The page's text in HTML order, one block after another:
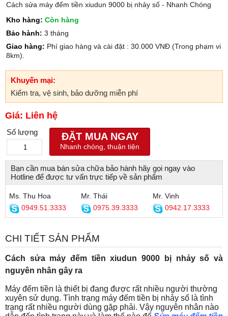
Cách sửa máy đếm tiền xiudun 9000 bị nhảy số - Nhanh Chóng
Kho hàng: Còn hàng
Bảo hành: 3 tháng
Giao hàng: Phí giao hàng và cài đặt : 30.000 VNĐ (Trong phạm vi
8km).
Khuyến mại:
Kiểm tra, vệ sinh, bảo dưỡng miễn phí
Giá: Liên hệ
Số lượng ĐẶT MUA NGAY
Nhanh chóng, thuận tiện
Bạn cần mua bán sửa chữa bảo hành hãy gọi ngay vào
Hotline để được tư vấn trực tiếp về sản phẩm
Ms. Thu Hoa
0949.51.3333
Mr. Thái
0975.39.3333
Mr. Vinh
0942.17.3333
CHI TIẾT SẢN PHẨM
Cách sửa máy đếm tiền xiudun 9000 bị nhảy số và
nguyên nhân gây ra
Máy đếm tiền là thiết bị đang được rất nhiều người thường
xuyên sử dụng. Tình trạng máy đếm tiền bị nhảy số là tình
trạng rất nhiều người dùng gặp phải. Vậy nguyên nhân nào